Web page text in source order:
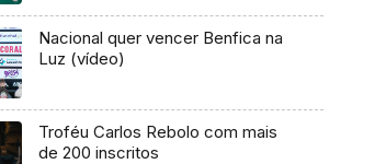
Nacional quer vencer Benfica na
Luz (vídeo)
Troféu Carlos Rebolo com mais
de 200 inscritos